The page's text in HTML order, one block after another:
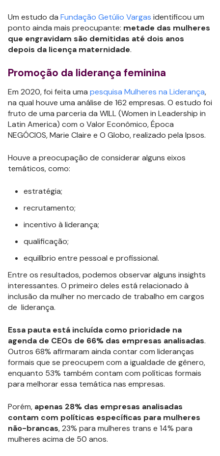
Um estudo da Fundação Getúlio Vargas identificou um
ponto ainda mais preocupante: metade das mulheres
que engravidam são demitidas até dois anos
depois da licença maternidade.
Promoção da liderança feminina
Em 2020, foi feita uma pesquisa Mulheres na Liderança,
na qual houve uma análise de 162 empresas. O estudo foi
fruto de uma parceria da WILL (Women in Leadership in
Latin America) com o Valor Econômico, Época
NEGÓCIOS, Marie Claire e O Globo, realizado pela Ipsos.
Houve a preocupação de considerar alguns eixos
temáticos, como:
estratégia;
recrutamento;
incentivo à liderança;
qualificação;
equilíbrio entre pessoal e profissional.
Entre os resultados, podemos observar alguns insights
interessantes. O primeiro deles está relacionado à
inclusão da mulher no mercado de trabalho em cargos
de liderança.
Essa pauta está incluída como prioridade na
agenda de CEOs de 66% das empresas analisadas.
Outros 68% afirmaram ainda contar com lideranças
formais que se preocupem com a igualdade de gênero,
enquanto 53% também contam com políticas formais
para melhorar essa temática nas empresas.
Porém, apenas 28% das empresas analisadas
contam com políticas específicas para mulheres
não-brancas, 23% para mulheres trans e 14% para
mulheres acima de 50 anos.